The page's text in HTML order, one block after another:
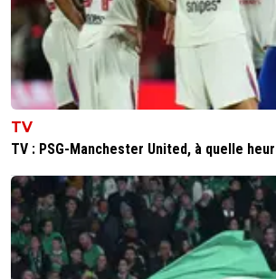
TV
TV : PSG-Manchester United, à quelle